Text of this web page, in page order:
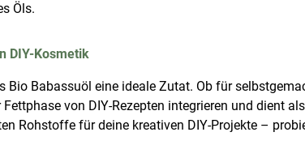
Öls.
DIY-Kosmetik
Bio Babassuöl eine ideale Zutat. Ob für
von DIY-Rezepten integrieren und dient
Rohstoffe für deine kreativen DIY-Projekte –